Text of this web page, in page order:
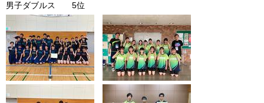
男子ダブルス 5位